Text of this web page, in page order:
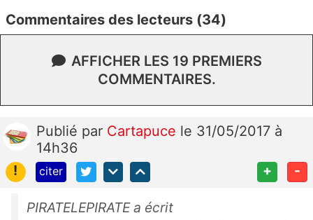
Commentaires des lecteurs (34)
AFFICHER LES 19 PREMIERS
COMMENTAIRES.
Publié par Cartapuce le 31/05/2017 à
14h36
!
citer + -
PIRATELEPIRATE a écrit